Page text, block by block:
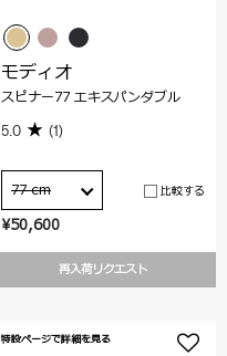
¥50,600
再入荷リクエスト
モディオ
スピナー77 エキスパンダブル
5.0 (1)
77 cm 比較する
特設ページで詳細を見る